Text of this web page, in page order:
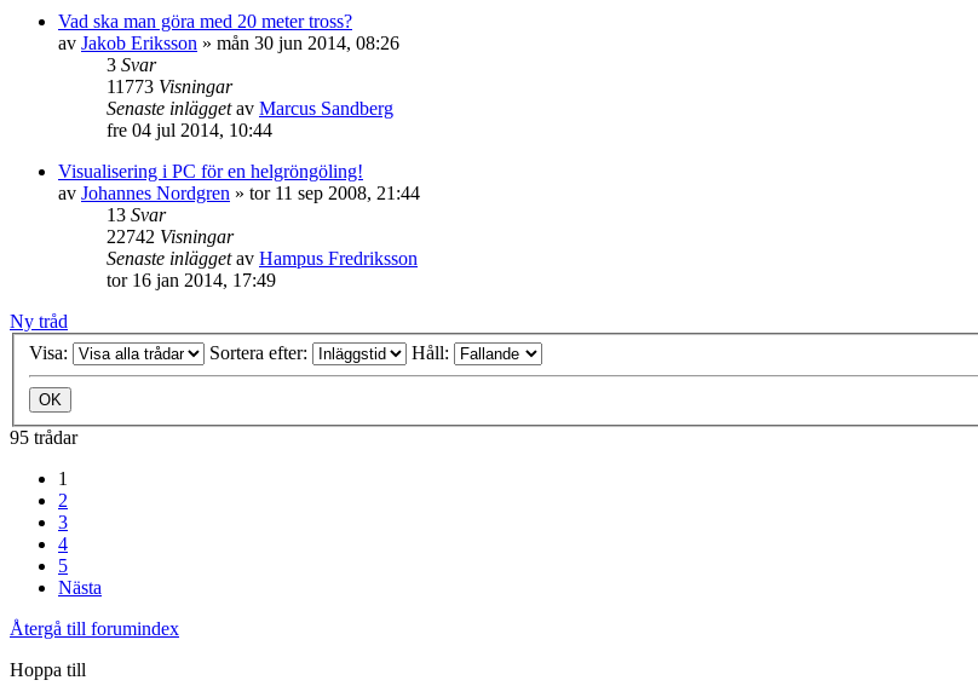
Vad ska man göra med 20 meter tross?
av Jakob Eriksson » mån 30 jun 2014, 08:26
3 Svar
11773 Visningar
Senaste inläggetav Marcus Sandberg
fre 04 jul 2014, 10:44
Visualisering i PC för en helgröngöling!
av Johannes Nordgren » tor 11 sep 2008, 21:44
13 Svar
22742 Visningar
Senaste inläggetav Hampus Fredriksson
tor 16 jan 2014, 17:49
Ny tråd
Visa:
Sortera efter: Håll:
95 trådar
1
2
3
4
5
Nästa
Återgå till forumindex
Hoppa till